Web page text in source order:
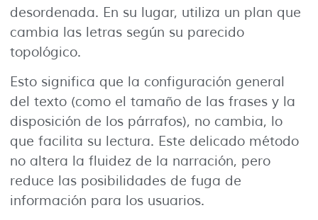
desordenada. En su lugar, utiliza un plan que
cambia las letras según su parecido
topológico.
Esto significa que la configuración general
del texto (como el tamaño de las frases y la
disposición de los párrafos), no cambia, lo
que facilita su lectura. Este delicado método
no altera la fluidez de la narración, pero
reduce las posibilidades de fuga de
información para los usuarios.